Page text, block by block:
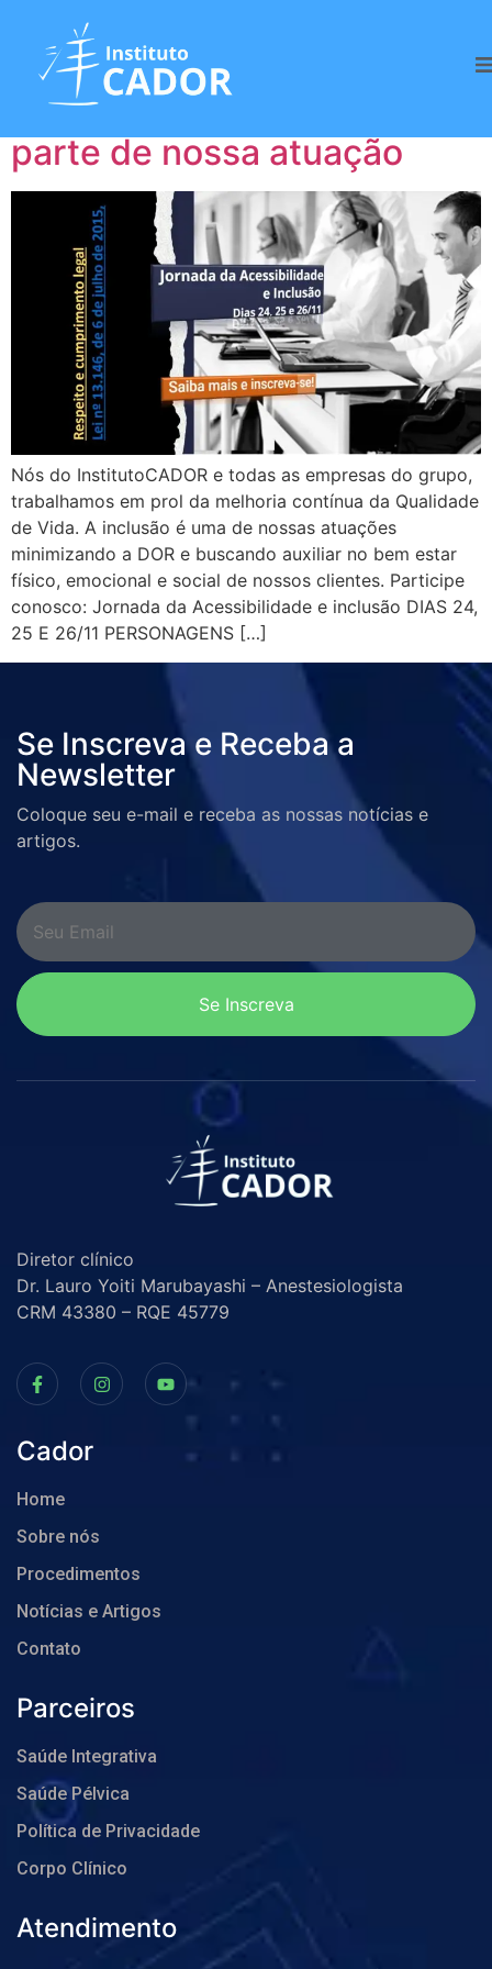
Tag:Oportunidades
Inclusão – também faz
parte de nossa atuação
Nós do InstitutoCADOR e todas as empresas do grupo,
trabalhamos em prol da melhoria contínua da Qualidade
de Vida. A inclusão é uma de nossas atuações
minimizando a DOR e buscando auxiliar no bem estar
físico, emocional e social de nossos clientes. Participe
conosco: Jornada da Acessibilidade e inclusão DIAS 24,
25 E 26/11 PERSONAGENS […]
Se Inscreva e Receba a
Newsletter
Coloque seu e-mail e receba as nossas notícias e
artigos.
Se Inscreva
Diretor clínico
Dr. Lauro Yoiti Marubayashi – Anestesiologista
CRM 43380 – RQE 45779
Cador
Home
Sobre nós
Procedimentos
Notícias e Artigos
Contato
Parceiros
Saúde Integrativa
Saúde Pélvica
Política de Privacidade
Corpo Clínico
Atendimento